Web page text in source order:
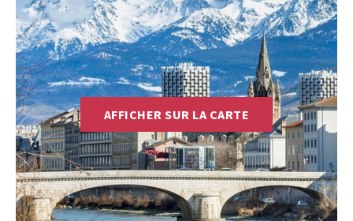
AFFICHER SUR LA CARTE